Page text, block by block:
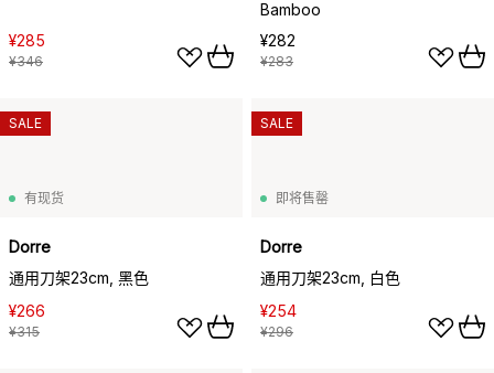
¥285
¥346
Bamboo
¥282
¥283
有现货
Dorre
通用刀架23cm, 黑色
¥266
¥315
SALE
即将售罄
Dorre
通用刀架23cm, 白色
¥254
¥296
SALE